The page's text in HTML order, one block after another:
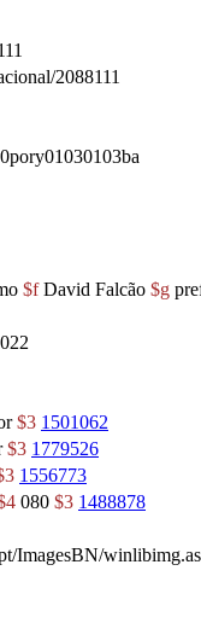
2088111
$fDavid Falcão $g
$3 1501062
$3 1779526
1556773
080 $3 1488878
ImagesBN/